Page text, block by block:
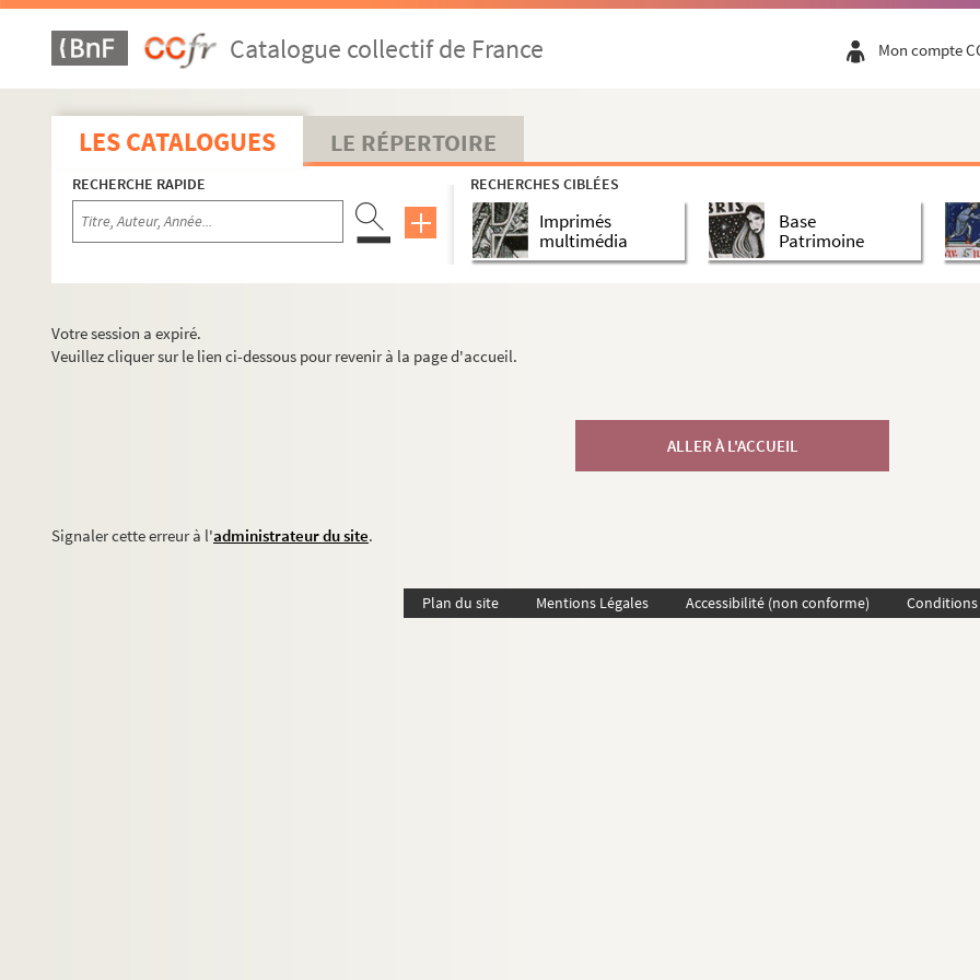
Catalogue collectif de France Mon compte
LES CATALOGUES LE RÉPERTOIRE
RECHERCHE RAPIDE RECHERCHES CIBLÉES
Imprimés
multimédia
Base
Patrimoine
Votre session a expiré.
Veuillez cliquer sur le lien ci-dessous pour revenir à la page d'accueil.
ALLER À L'ACCUEIL
Signaler cette erreur à l'administrateur du site.
Plan du site Mentions Légales Accessibilité (non conforme)